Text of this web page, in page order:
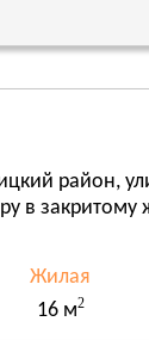
район,
в
Жилая
16 м2